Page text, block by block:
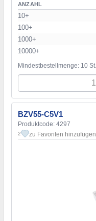
ANZAHL
10+
100+
1000+
10000+
Mindestbestellmenge: 10 St.
BZV55-C5V1
Produktcode: 4297
2 zu Favoriten hinzufügen